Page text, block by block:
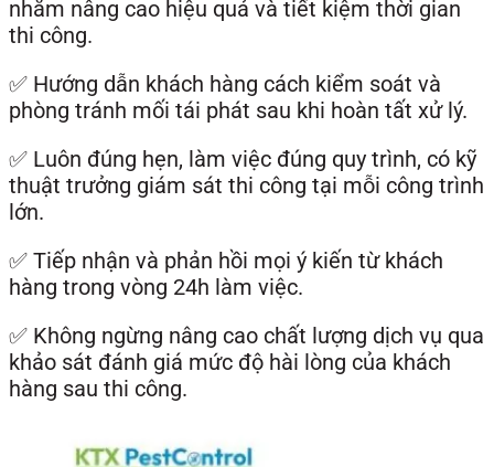
nhằm nâng cao hiệu quả và tiết kiệm thời gian
thi công.
✅ Hướng dẫn khách hàng cách kiểm soát và
phòng tránh mối tái phát sau khi hoàn tất xử lý.
✅ Luôn đúng hẹn, làm việc đúng quy trình, có kỹ
thuật trưởng giám sát thi công tại mỗi công trình
lớn.
✅ Tiếp nhận và phản hồi mọi ý kiến từ khách
hàng trong vòng 24h làm việc.
✅ Không ngừng nâng cao chất lượng dịch vụ qua
khảo sát đánh giá mức độ hài lòng của khách
hàng sau thi công.